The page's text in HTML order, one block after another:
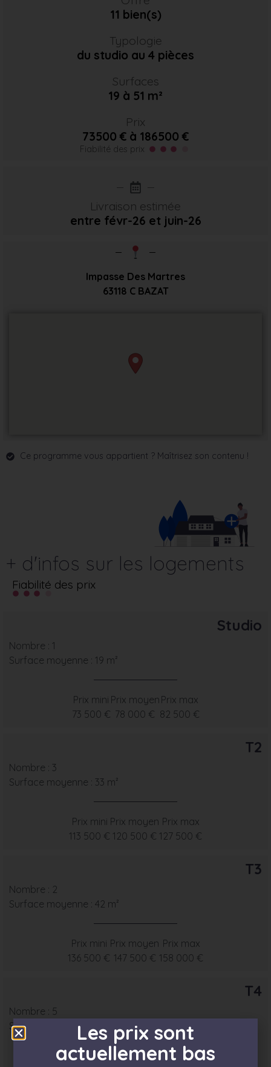
11 bien(s)
Typologie
du studio au 4 pièces
Surfaces
19 à 51 m²
Prix
73500 € à 186500 €
Fiabilité des prix
Livraison estimée
entre févr-26 et juin-26
Impasse Des Martres
63118 C BAZAT
Ce programme vous appartient ? Maîtrisez son contenu !
+ d'infos sur les logements
Fiabilité des prix
Studio
Nombre : 1
Surface moyenne : 19 m²
Prix mini
73 500 €
Prix moyen
78 000 €
Prix max
82 500 €
T2
Nombre : 3
Surface moyenne : 33 m²
Prix mini
113 500 €
Prix moyen
120 500 €
Prix max
127 500 €
T3
Nombre : 2
Surface moyenne : 42 m²
Prix mini
136 500 €
Prix moyen
147 500 €
Prix max
158 000 €
T4
Nombre : 5
Surface moyenne : 51 m²Les prix sont
actuellement bas